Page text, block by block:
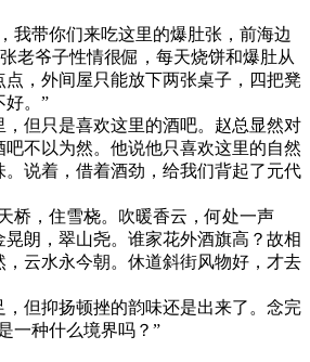
我带你们来吃这里的爆肚张，前海边
老爷子性情很倔，每天烧饼和爆肚从
，外间屋只能放下两张桌子，四把凳
好。”
但只是喜欢这里的酒吧。赵总显然对
不以为然。他说他只喜欢这里的自然
。说着，借着酒劲，给我们背起了元代
桥，住雪桡。吹暖香云，何处一声
朗，翠山尧。谁家花外酒旗高？故相
云水永今朝。休道斜街风物好，才去
，但抑扬顿挫的韵味还是出来了。念完
一种什么境界吗？”